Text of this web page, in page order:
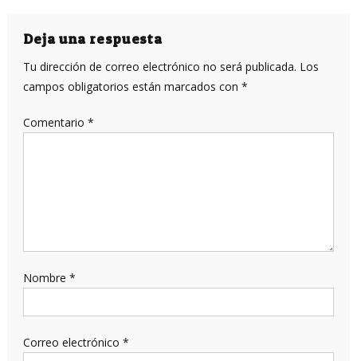
entradas
Deja una respuesta
Tu dirección de correo electrónico no será publicada. Los
campos obligatorios están marcados con *
Comentario *
Nombre *
Correo electrónico *